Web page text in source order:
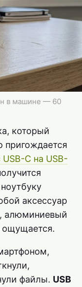
в машине — 60
который
пригождается
C на USB-
аксессуар
алюминиевый
ощущается.
файлы. USB